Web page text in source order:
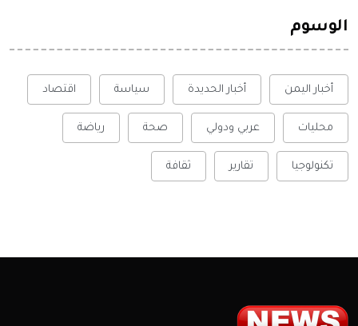
الوسوم
أخبار اليمن أخبار الحديدة سياسة اقتصاد
محليات عربي ودولي صحة رياضة
تكنولوجيا تقارير ثقافة